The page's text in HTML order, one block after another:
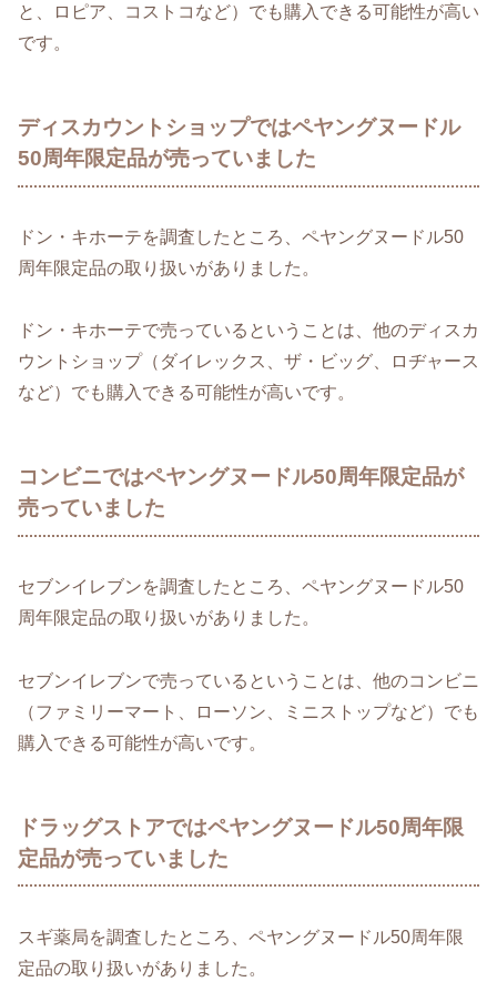
と、ロピア、コストコなど）でも購入できる可能性が高い
です。
ディスカウントショップではペヤングヌードル
50周年限定品が売っていました
ドン・キホーテを調査したところ、ペヤングヌードル50
周年限定品の取り扱いがありました。
ドン・キホーテで売っているということは、他のディスカ
ウントショップ（ダイレックス、ザ・ビッグ、ロヂャース
など）でも購入できる可能性が高いです。
コンビニではペヤングヌードル50周年限定品が
売っていました
セブンイレブンを調査したところ、ペヤングヌードル50
周年限定品の取り扱いがありました。
セブンイレブンで売っているということは、他のコンビニ
（ファミリーマート、ローソン、ミニストップなど）でも
購入できる可能性が高いです。
ドラッグストアではペヤングヌードル50周年限
定品が売っていました
スギ薬局を調査したところ、ペヤングヌードル50周年限
定品の取り扱いがありました。